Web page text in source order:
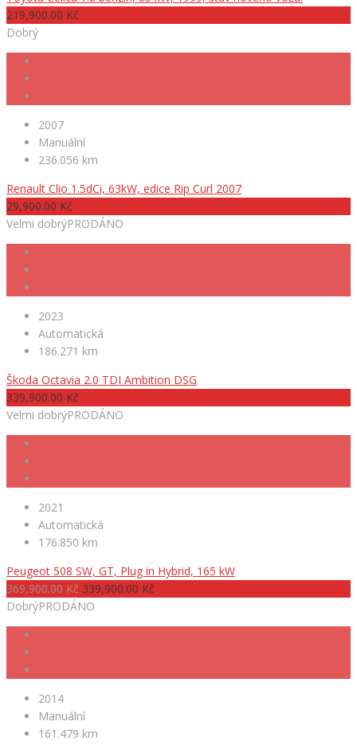
219,900.00 Kč
Dobrý
2007
Manuální
236.056 km
Renault Clio 1.5dCi, 63kW, edice Rip Curl 2007
29,900.00 Kč
Velmi dobrýPRODÁNO
2023
Automatická
186.271 km
Škoda Octavia 2.0 TDI Ambition DSG
339,900.00 Kč
Velmi dobrýPRODÁNO
2021
Automatická
176.850 km
Peugeot 508 SW, GT, Plug in Hybrid, 165 kW
369,900.00 Kč 339,900.00 Kč
DobrýPRODÁNO
2014
Manuální
161.479 km